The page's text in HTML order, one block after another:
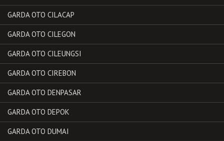
GARDA OTO CILACAP
GARDA OTO CILEGON
GARDA OTO CILEUNGSI
GARDA OTO CIREBON
GARDA OTO DENPASAR
GARDA OTO DEPOK
GARDA OTO DUMAI